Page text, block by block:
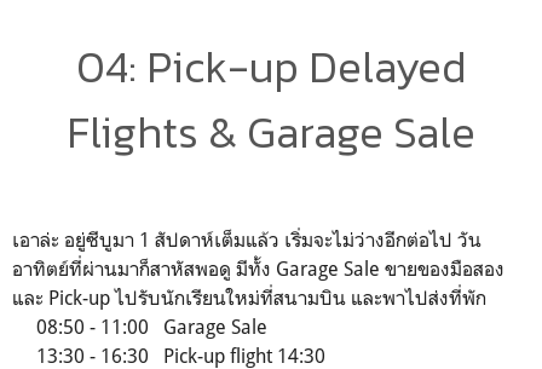
04: Pick-up Delayed
Flights & Garage Sale
เอาล่ะ อยู่ซีบูมา 1 สัปดาห์เต็มแล้ว เริ่มจะไม่ว่างอีกต่อไป วัน
อาทิตย์ที่ผ่านมาก็สาหัสพอดู มีทั้ง Garage Sale ขายของมือสอง
และ Pick-up ไปรับนักเรียนใหม่ที่สนามบิน และพาไปส่งที่พัก
08:50 - 11:00 Garage Sale
13:30 - 16:30 Pick-up flight 14:30